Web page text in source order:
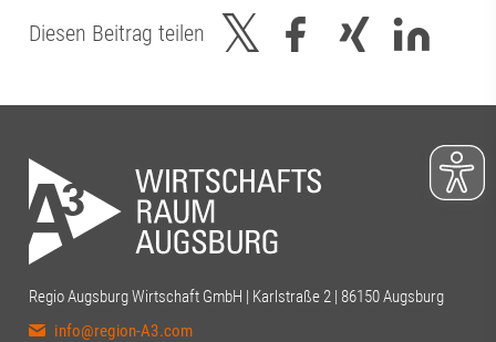
Diesen Beitrag teilen
Regio Augsburg Wirtschaft GmbH | Karlstraße 2 | 86150 Augsburg
info@region-A3.com